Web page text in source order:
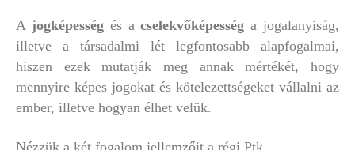
A jogképességés acselekvőképesség a jogalanyiság,
illetve a társadalmi lét legfontosabb alapfogalmai,
hiszen ezek mutatják meg annak mértékét, hogy
mennyire képes jogokat és kötelezettségeket vállalni az
ember, illetve hogyan élhet velük.
Nézzük a két fogalom jellemzőit a régi Ptk.